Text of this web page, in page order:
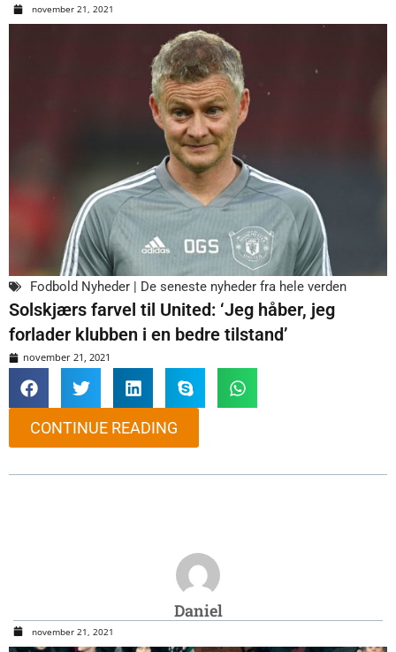
november 21, 2021
Fodbold Nyheder | De seneste nyheder fra hele verden
Solskjærs farvel til United: ‘Jeg håber, jeg
forlader klubben i en bedre tilstand’
november 21, 2021
CONTINUE READING
Daniel
november 21, 2021